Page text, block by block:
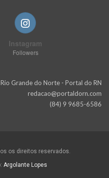
Instagram
Followers
Grande do Norte - Portal do RN
redacao@portaldorn.com
(84) 9 9685-6586
os direitos reservados.
Argolante Lopes